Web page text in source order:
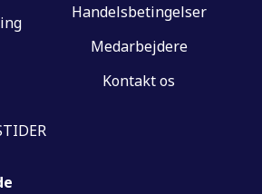
Handelsbetingelser
Medarbejdere
Kontakt os